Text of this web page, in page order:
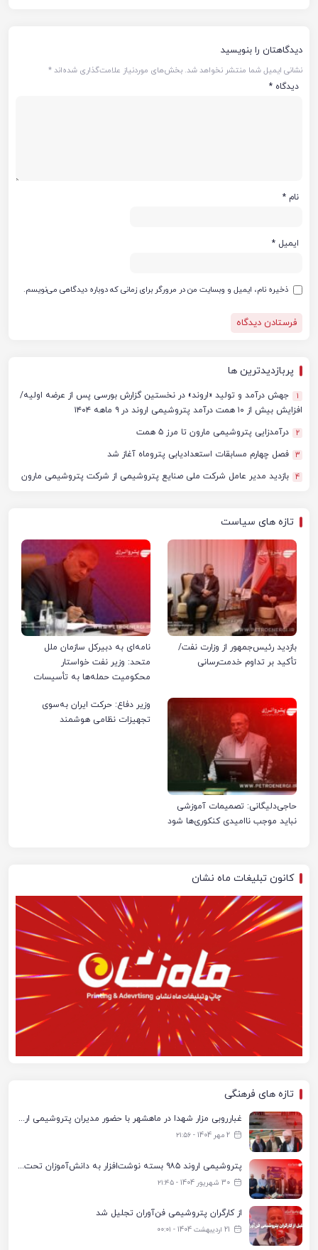
دیدگاهتان را بنویسید
نشانی ایمیل شما منتشر نخواهد شد. بخش‌های موردنیاز علامت‌گذاری شده‌اند*
دیدگاه *
نام *
ایمیل *
ذخیره نام، ایمیل و وبسایت من در مرورگر برای زمانی که دوباره دیدگاهی می‌نویسم.
پربازدیدترین ها
1
جهش درآمد و تولید «اروند» در نخستین گزارش بورسی پس از عرضه اولیه/
افزایش بیش از ۱۰ همت درآمد پتروشیمی اروند در ۹ ماهه ۱۴۰۴
2 درآمدزایی پتروشیمی مارون تا مرز ۵ همت
3 فصل چهارم مسابقات استعدادیابی پتروماه آغاز شد
4 بازدید مدیر عامل شرکت ملی صنایع پتروشیمی از شرکت پتروشیمی مارون
تازه های سیاست
بازدید رئیس‌جمهور از وزارت نفت/
تأکید بر تداوم خدمت‌رسانی
نامه‌ای به دبیرکل سازمان ملل
متحد: وزیر نفت خواستار
محکومیت حمله‌ها به تأسیسات
حاجی‌دلیگانی: تصمیمات آموزشی
نباید موجب ناامیدی کنکوری‌ها شود
وزیر دفاع: حرکت ایران به‌سوی
تجهیزات نظامی هوشمند
کانون تبلیغات ماه نشان
تازه های فرهنگی
غبارروبی مزار شهدا در ماهشهر با حضور مدیران پتروشیمی اروند و مسئولان شهری
2 مهر 1404 - ۲۱:۵۶
پتروشیمی اروند ۹۸۵ بسته نوشت‌افزار به دانش‌آموزان تحت پوشش کمیته امداد بندرماهشهر اهدا کرد
30 شهریور 1404 - ۲۱:۴۵
از کارگران پتروشیمی فن‌آوران تجلیل شد
21 اردیبهشت 1404 - ۰۰:۰۱